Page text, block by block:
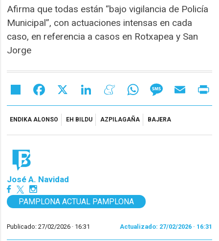
Afirma que todas están “bajo vigilancia de Policía
Municipal”, con actuaciones intensas en cada
caso, en referencia a casos en Rotxapea y San
Jorge
Share Facebook LinkedIn MeneameWhatsAppMessageEmail
ENDIKA ALONSO EH BILDU AZPILAGAÑA BAJERA
José A. Navidad
PAMPLONA ACTUAL PAMPLONA
Publicado: 27/02/2026 · 16:31 Actualizado: 27/02/2026 · 16:31